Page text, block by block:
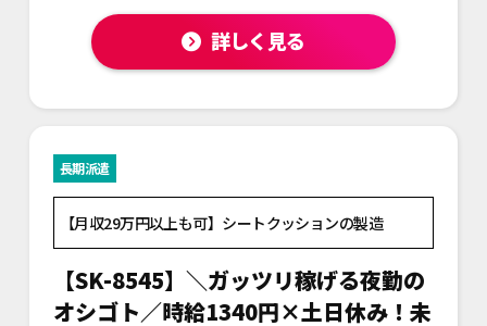
詳しく見る
長期派遣
【月収29万円以上も可】シートクッションの製造
【SK-8545】＼ガッツリ稼げる夜勤の
オシゴト／時給1340円×土日休み！未